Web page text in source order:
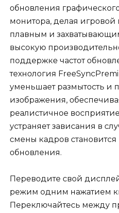
обновления
монитора, делая игровой
плавным и
высокую
поддержке частот
технология
уменьшает размытость и
изображения,
реалистичное
устраняет зависания в
смены кадров становится
обновления.
Переводите свой
режим одним нажатием
Переключайтесь между